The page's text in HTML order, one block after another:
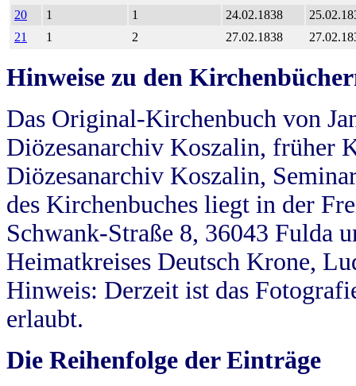
20
1 1 24.02.1838
21
1 2 27.02.1838
Hinweise zu den
Das Original-Kirchenbuch von
Diözesanarchiv Koszalin, früher
Diözesanarchiv Koszalin,
des Kirchenbuches liegt in der
Schwank-Straße 8, 36043 Fulda
Heimatkreises Deutsch Krone,
Hinweis: Derzeit ist das
erlaubt.
Die Reihenfolge der Einträge